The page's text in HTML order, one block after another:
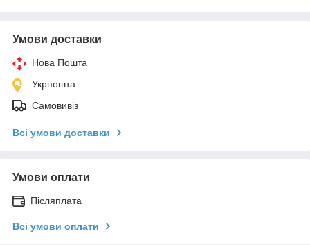
Умови доставки
Нова Пошта
Укрпошта
Самовивіз
Всі умови доставки
Умови оплати
Післяплата
Всі умови оплати